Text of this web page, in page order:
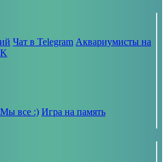
Чат в Telegram Аквариумисты на
Мы все :) Игра на память